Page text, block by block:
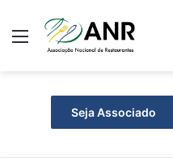
Menu
Seja Associado